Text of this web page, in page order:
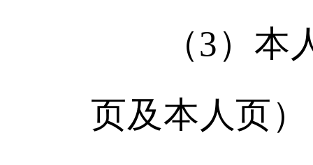
（3）本人
页及本人页